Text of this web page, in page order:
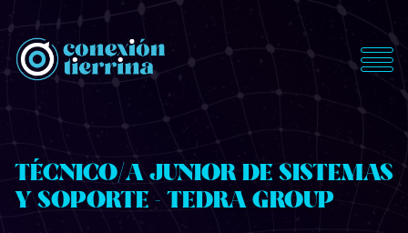
ConexionTierrina
TÉCNICO/A JUNIOR DE SISTEMAS
Y SOPORTE - TEDRA GROUP